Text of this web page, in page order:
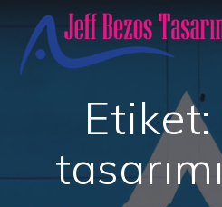
to
Etiket: